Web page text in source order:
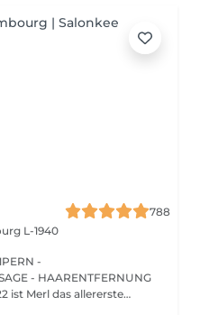
788
L-1940
-
- HAARENTFERNUNG
ist Merl das allererste